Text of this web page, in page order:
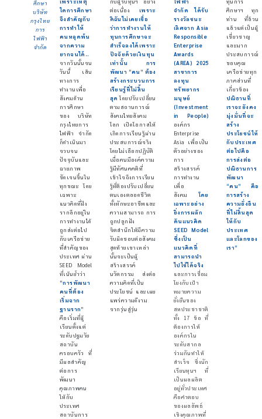
ศึกษา
บริษัท
กรุงไทย
การ
ไฟฟ้า
จำกัด
ใดการศึกษา
จึงสำคัญกับ
การทำให้
คนหลุดพ้น
จากความ
ยากจนได้..
จากวันนั้นจน
วันนี้ เส้น
ทางการ
ทำงานเพื่อ
สังคมด้าน
การศึกษา
ของ บริษัท
กรุงไทยการ
ไฟฟ้า จำกัด
ก็ดำเนินมา
จวบจน
ปัจจุบันและ
ฉายภาพ
ชัดเจนขึ้นใน
ทุกขณะ โดย
เฉพาะ
แนวคิดที่ฝัง
รากลึกอยู่ใน
การทำงานได้
ถูกส่งต่อไป
กับเครือข่าย
ที่สำคัญของ
ประเทศ ผ่าน
SEED Model
ที่เน้นย้ำว่า
“การพัฒนา
คนที่ต้อง
เริ่มจาก
ฐานราก”
คือเริ่มที่ผู้
เรียนตั้งแต่
ระดับปฐมวัย
สถาบัน
ครอบครัว ที่
มีผลสำคัญ
ต่อการ
พัฒนา
คุณภาพคน
ให้กับ
ประเทศ
สถาบันการ
ต่อเนื่อง เพราะ
ดิฉันไม่เคยเชื่อ
ว่าการทำงานให้
ทุนการศึกษาจะ
สำเร็จลงได้เพราะ
ปัจจัยด้วยเงินทุน
เท่านั้น การ
พัฒนา “คน” ต้อง
สร้างกระบวนการ
เรียนรู้ที่ไม่สิ้น
สุด โดยปรับเปลี่ยน
ตามสถานการณ์
สังคมไทยสังคม
โลก เปิดโอกาสให้
เกิดการเรียนรู้ผ่าน
ประสบการณ์จริง
โดยไม่เลือกปฏิบัติ
เมื่อคนมีองค์ความ
รู้มีทัศนคคติที่
เข้าใจถึงการเรียน
รู้ที่ต้องปรับเปลี่ยน
ตนเองตลอดชีวิต
ทั้งทักษะอาชีพและ
ความสามารถ การ
ถูกปลูกฝัง
จิตสำนึกให้มีความ
รับผิดชอบต่อสังคม
สุดท้ายเขาเหล่า
นั้นจะเป็นผู้
สร้างสรรค์
นวัตกรรม ส่งต่อ
ความคิดที่เป็น
ประโยชน์ และเผย
แพร่ความดีงาม
จากรุ่นสู่รุ่น
จำกัด ได้รับ
รางวัลชนะ
เลิศจาก Asia
Responsible
Enterprise
Awards
(AREA) 2025
สาขาการ
ลงทุน
ทรัพยากร
มนุษย์
(Investment
in People)
องค์กร
Enterprise
Asia เพื่อเป็น
ตัวอย่างของ
การ
สร้างสรรค์
การทำงาน
เพื่อ
สังคมโดย
เฉพาะอย่าง
ยิ่งการผลัก
ดันแนวคิด
SEED Model
ซึ่งเป็น
แนวคิดที่
สามารถนำ
ไปใช้ได้จริง
และการเชื่อม
โยงกับเป้า
หมายความ
ยั่งยืนของ
สหประชาชาติ
ทั้ง 17 ข้อ ที่
ต้องการให้
องค์กรใน
ระดับสากล
ร่วมกันทำให้
สำเร็จ ซึ่งนัก
เรียนทุนฯ ที่
เป็นผลผลิต
อยู่ทั่วประเทศ
คือคำตอบ
ของผลลัพธ์
เชิงคุณภาพที่
ศึกษาฯ ทุก
ท่าน ที่ล้วน
แล้วแต่เป็นผู้
เชี่ยวชาญ
และมาก
ประสบการณ์
ขอบคุณ
เครือข่ายทุก
ภาคส่วนที่
เกี่ยวข้อง
ปณิธานที่
เราจะยังคง
มุ่งมั่นที่จะ
สร้าง
ประโยชน์ให้
กับประเทศ
ต่อไปคือ
การส่งต่อ
ปณิธานการ
พัฒนา
“คน” คือ
การสร้าง
ความยั่งยืน
ที่ไม่สิ้นสุด
ให้กับ
ประเทศ
และโลกของ
เรา”